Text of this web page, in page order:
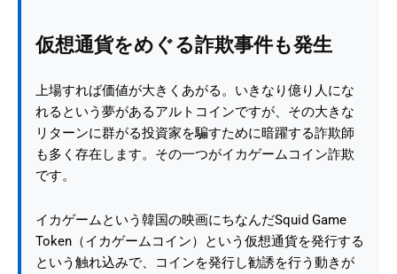
仮想通貨をめぐる詐欺事件も発生
上場すれば価値が大きくあがる。いきなり億り人にな
れるという夢があるアルトコインですが、その大きな
リターンに群がる投資家を騙すために暗躍する詐欺師
も多く存在します。その一つがイカゲームコイン詐欺
です。
イカゲームという韓国の映画にちなんだSquid Game
Token（イカゲームコイン）という仮想通貨を発行する
という触れ込みで、コインを発行し勧誘を行う動きが